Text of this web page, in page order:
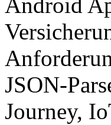
Android
JSON-
Journey,